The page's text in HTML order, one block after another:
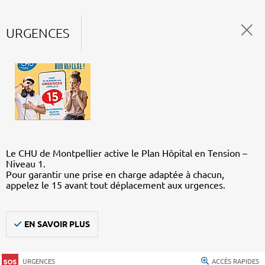
URGENCES
Le CHU de Montpellier active le Plan Hôpital en Tension –
Niveau 1.
Pour garantir une prise en charge adaptée à chacun,
appelez le 15 avant tout déplacement aux urgences.
EN SAVOIR PLUS
URGENCES ACCÈS RAPIDES